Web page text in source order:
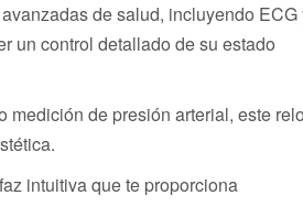
de salud, incluyendo ECG
un control detallado de su estado
medición de presión arterial, este
intuitiva que te proporciona